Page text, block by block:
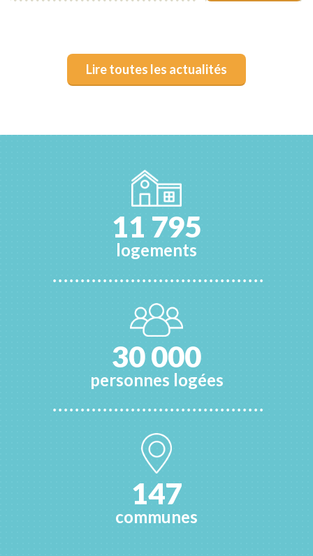
Lire toutes les actualités
11 795
logements
30000
personnes logées
147
communes